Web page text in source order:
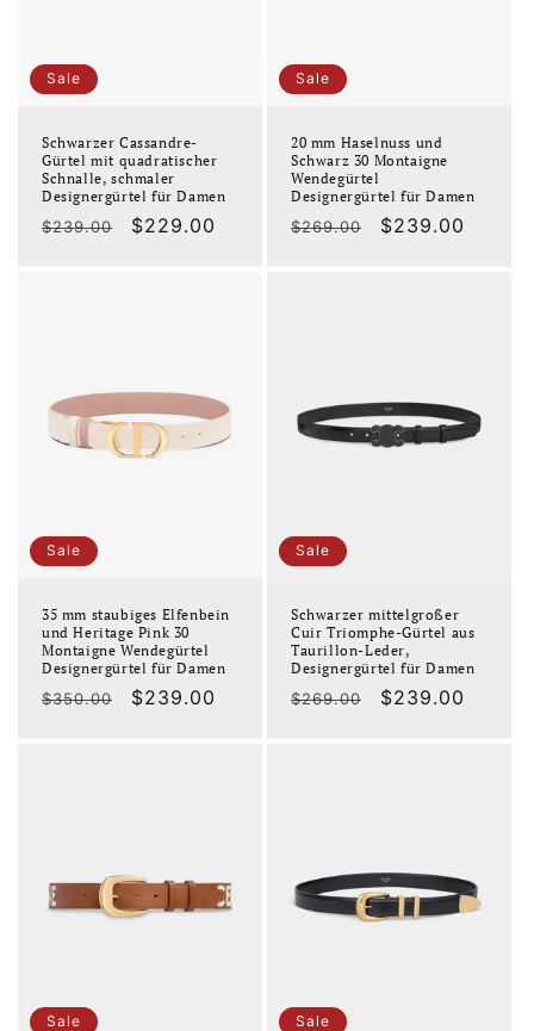
Sale
Schwarzer Cassandre-
Gürtel mit quadratischer
Schnalle, schmaler
Designergürtel für Damen
Normaler
$239.00 Verkaufspreis
$229.00
Sale
20 mm Haselnuss und
Schwarz 30 Montaigne
Wendegürtel
Designergürtel für Damen
Normaler
$269.00 Verkaufspreis
$239.00
Sale
35 mm staubiges Elfenbein
und Heritage Pink 30
Montaigne Wendegürtel
Designergürtel für Damen
Normaler
$350.00 Verkaufspreis
$239.00
Sale
Schwarzer mittelgroßer
Cuir Triomphe-Gürtel aus
Taurillon-Leder,
Designergürtel für Damen
Normaler
$269.00 Verkaufspreis
$239.00
Sale Sale